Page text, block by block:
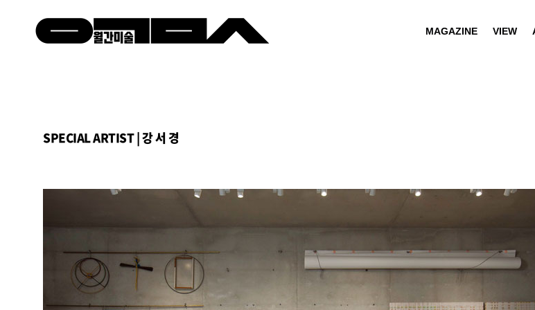
MAGAZINE VIEW
SPECIAL ARTIST| 강 서 경